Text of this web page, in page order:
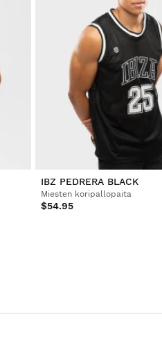
IBZ PEDRERA BLACK
Miesten koripallopaita
$54.95